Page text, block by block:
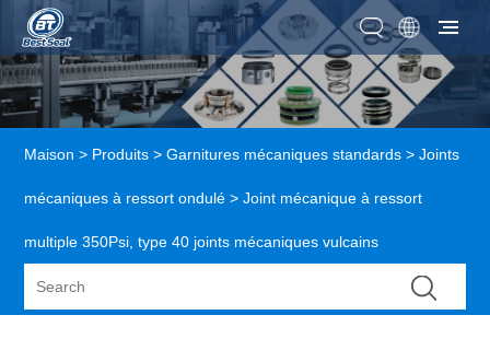
Maison > Produits >Garnitures mécaniques standards >Joints
mécaniques à ressort ondulé > Joint mécanique à ressort
multiple 350Psi, type 40 joints mécaniques vulcains